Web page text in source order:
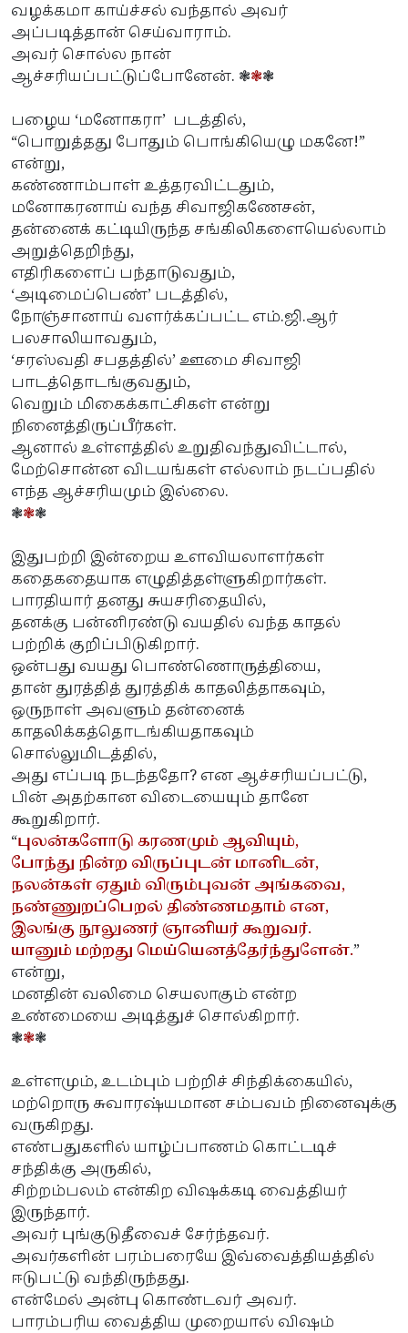
வழக்கமா காய்ச்சல் வந்தால் அவர்
அப்படித்தான் செய்வாராம்.
அவர் சொல்ல நான்
ஆச்சரியப்பட்டுப்போனேன். ❃❃❃
பழைய ‘மனோகரா’ படத்தில்,
“பொறுத்தது போதும் பொங்கியெழு மகனே!”
என்று,
கண்ணாம்பாள் உத்தரவிட்டதும்,
மனோகரனாய் வந்த சிவாஜிகணேசன்,
தன்னைக் கட்டியிருந்த சங்கிலிகளையெல்லாம்
அறுத்தெறிந்து,
எதிரிகளைப் பந்தாடுவதும்,
‘அடிமைப்பெண்’ படத்தில்,
நோஞ்சானாய் வளர்க்கப்பட்ட எம்.ஜி.ஆர்
பலசாலியாவதும்,
‘சரஸ்வதி சபதத்தில்’ ஊமை சிவாஜி
பாடத்தொடங்குவதும்,
வெறும் மிகைக்காட்சிகள் என்று
நினைத்திருப்பீர்கள்.
ஆனால் உள்ளத்தில் உறுதிவந்துவிட்டால்,
மேற்சொன்ன விடயங்கள் எல்லாம் நடப்பதில்
எந்த ஆச்சரியமும் இல்லை.
❃❃❃
இதுபற்றி இன்றைய உளவியலாளர்கள்
கதைகதையாக எழுதித்தள்ளுகிறார்கள்.
பாரதியார் தனது சுயசரிதையில்,
தனக்கு பன்னிரண்டு வயதில் வந்த காதல்
பற்றிக் குறிப்பிடுகிறார்.
ஒன்பது வயது பொண்ணொருத்தியை,
தான் துரத்தித் துரத்திக் காதலித்தாகவும்,
ஒருநாள் அவளும் தன்னைக்
காதலிக்கத்தொடங்கியதாகவும்
சொல்லுமிடத்தில்,
அது எப்படி நடந்ததோ? என ஆச்சரியப்பட்டு,
பின் அதற்கான விடையையும் தானே
கூறுகிறார்.
“புலன்களோடு கரணமும் ஆவியும்,
போந்து நின்ற விருப்புடன் மானிடன்,
நலன்கள் ஏதும் விரும்புவன் அங்கவை,
நண்ணுறப்பெறல் திண்ணமதாம் என,
இலங்கு நூலுணர் ஞானியர் கூறுவர்.
யானும் மற்றது மெய்யெனத்தேர்ந்துளேன்.”
என்று,
மனதின் வலிமை செயலாகும் என்ற
உண்மையை அடித்துச் சொல்கிறார்.
❃❃❃
உள்ளமும், உடம்பும் பற்றிச் சிந்திக்கையில்,
மற்றொரு சுவாரஷ்யமான சம்பவம் நினைவுக்கு
வருகிறது.
எண்பதுகளில் யாழ்ப்பாணம் கொட்டடிச்
சந்திக்கு அருகில்,
சிற்றம்பலம் என்கிற விஷக்கடி வைத்தியர்
இருந்தார்.
அவர் புங்குடுதீவைச் சேர்ந்தவர்.
அவர்களின் பரம்பரையே இவ்வைத்தியத்தில்
ஈடுபட்டு வந்திருந்தது.
என்மேல் அன்பு கொண்டவர் அவர்.
பாரம்பரிய வைத்திய முறையால் விஷம்